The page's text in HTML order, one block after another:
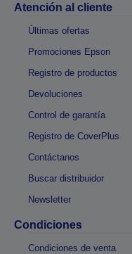
Atención al cliente
Últimas ofertas
Promociones Epson
Registro de productos
Devoluciones
Control de garantía
Registro de CoverPlus
Contáctanos
Buscar distribuidor
Newsletter
Condiciones
Condiciones de venta